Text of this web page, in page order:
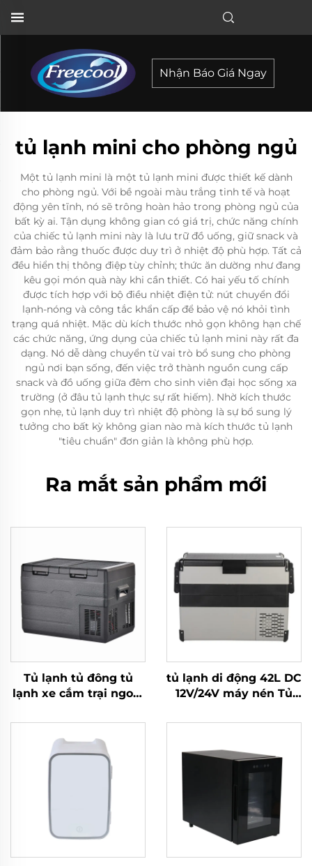
Nhận Báo Giá Ngay
tủ lạnh mini cho phòng ngủ
Một tủ lạnh mini là một tủ lạnh mini được thiết kế dành
cho phòng ngủ. Với bề ngoài màu trắng tinh tế và hoạt
động yên tĩnh, nó sẽ trông hoàn hảo trong phòng ngủ của
bất kỳ ai. Tận dụng không gian có giá trị, chức năng chính
của chiếc tủ lạnh mini này là lưu trữ đồ uống, giữ snack và
đảm bảo rằng thuốc được duy trì ở nhiệt độ phù hợp. Tất cả
đều hiển thị thông điệp tùy chỉnh; thức ăn dường như đang
kêu gọi món quà này khi cần thiết. Có hai yếu tố chính
được tích hợp với bộ điều nhiệt điện tử: nút chuyển đổi
lạnh-nóng và công tắc khẩn cấp để bảo vệ nó khỏi tình
trạng quá nhiệt. Mặc dù kích thước nhỏ gọn không hạn chế
các chức năng, ứng dụng của chiếc tủ lạnh mini này rất đa
dạng. Nó dễ dàng chuyển từ vai trò bổ sung cho phòng
ngủ nơi bạn sống, đến việc trở thành nguồn cung cấp
snack và đồ uống giữa đêm cho sinh viên đại học sống xa
trường (ở đâu tủ lạnh thực sự rất hiếm). Nhờ kích thước
gọn nhẹ, tủ lạnh duy trì nhiệt độ phòng là sự bổ sung lý
tưởng cho bất kỳ không gian nào mà kích thước tủ lạnh
"tiêu chuẩn" đơn giản là không phù hợp.
Ra mắt sản phẩm mới
Tủ lạnh tủ đông tủ
lạnh xe cắm trại ngoài
nhất cho xe ô tô và
nhà ở sử dụng kép 35L
tủ lạnh di động 42L DC
12V/24V máy nén Tủ
hơi